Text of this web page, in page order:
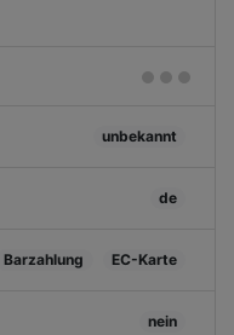
unbekannt
de
Barzahlung EC-Karte
nein